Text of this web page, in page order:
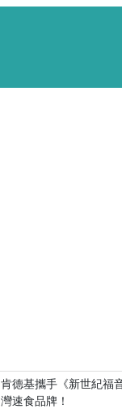
肯德基攜手《新世紀福
灣速食品牌！